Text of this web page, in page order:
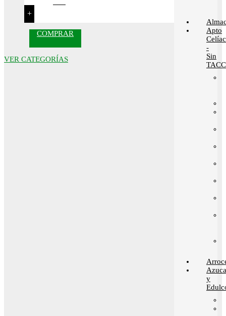
+
COMPRAR
VER CATEGORÍAS
Apto
-
Sin
TACC
y